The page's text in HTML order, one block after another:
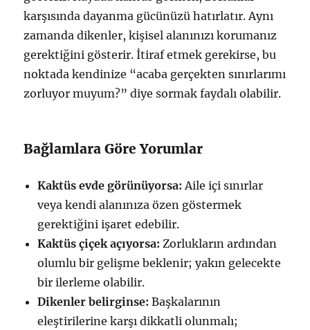
karşısında dayanma gücünüzü hatırlatır. Aynı
zamanda dikenler, kişisel alanınızı korumanız
gerektiğini gösterir. İtiraf etmek gerekirse, bu
noktada kendinize “acaba gerçekten sınırlarımı
zorluyor muyum?” diye sormak faydalı olabilir.
Bağlamlara Göre Yorumlar
Kaktüs evde görünüyorsa: Aile içi sınırlar
veya kendi alanınıza özen göstermek
gerektiğini işaret edebilir.
Kaktüs çiçek açıyorsa: Zorlukların ardından
olumlu bir gelişme beklenir; yakın gelecekte
bir ilerleme olabilir.
Dikenler belirginse: Başkalarının
eleştirilerine karşı dikkatli olunmalı;